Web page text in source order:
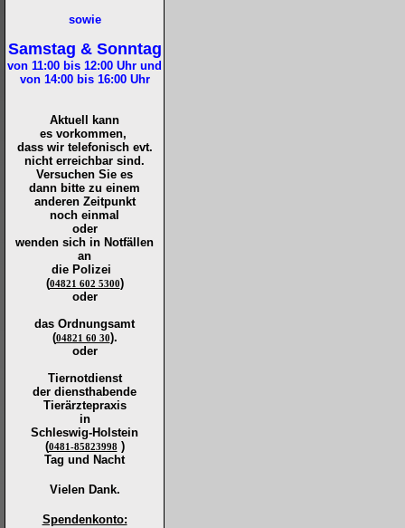
sowie
Samstag & Sonntag
von 11:00 bis 12:00 Uhr und
von 14:00 bis 16:00Uhr
Aktuell kann
es vorkommen,
dass wir telefonisch evt.
nicht erreichbar sind.
Versuchen Sie es
dann bitte zu einem
anderen Zeitpunkt
noch einmal
oder
wenden sich in Notfällen
an
die Polizei
(04821 602 5300)
oder
das Ordnungsamt
(04821 60 30).
oder
Tiernotdienst
der diensthabende
Tierärztepraxis
in
Schleswig-Holstein
(0481-85823998 )
Tag und Nacht
Vielen Dank.
Spendenkonto: